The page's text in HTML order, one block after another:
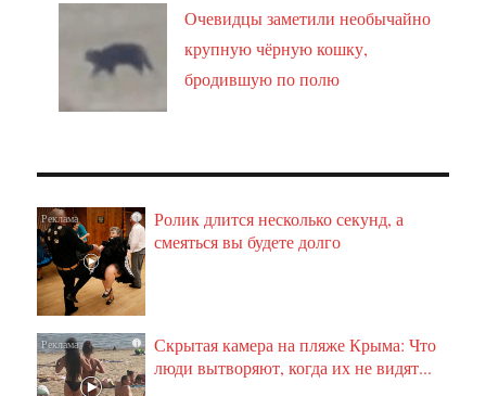
Очевидцы заметили необычайно
крупную чёрную кошку,
бродившую по полю
i
Ролик длится несколько секунд, а
смеяться вы будете долго
i
Скрытая камера на пляже Крыма: Что
люди вытворяют, когда их не видят...